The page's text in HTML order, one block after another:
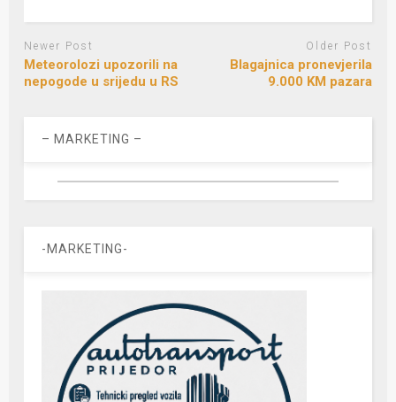
Newer Post
Meteorolozi upozorili na
nepogode u srijedu u RS
Older Post
Blagajnica pronevjerila
9.000 KM pazara
– MARKETING –
-MARKETING-